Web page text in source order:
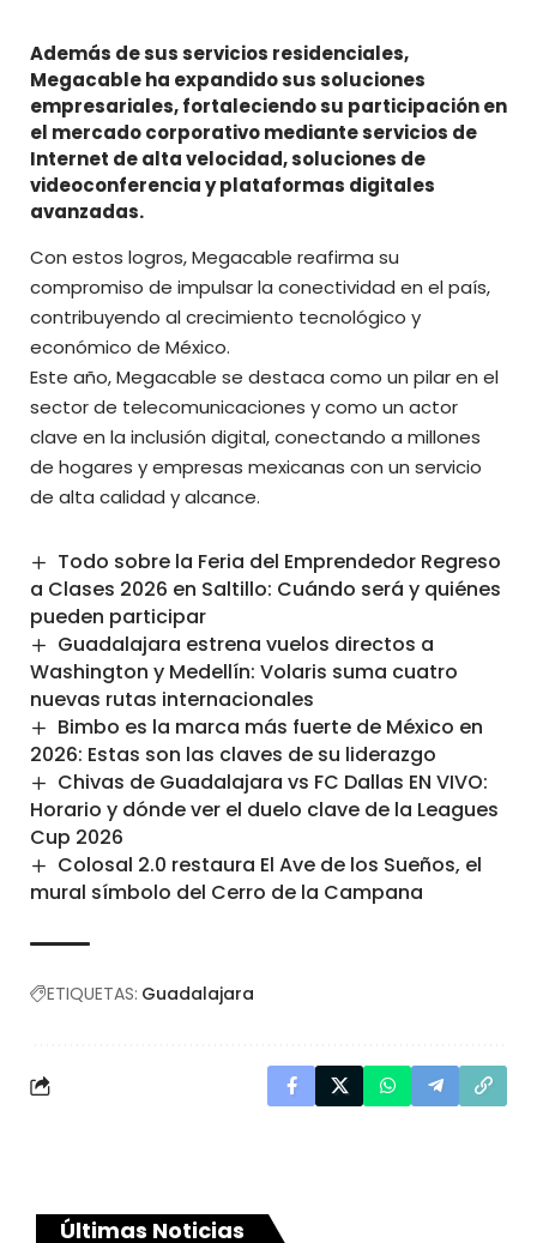
Además de sus servicios residenciales,
Megacable ha expandido sus soluciones
empresariales, fortaleciendo su participación en
el mercado corporativo mediante servicios de
Internet de alta velocidad, soluciones de
videoconferencia y plataformas digitales
avanzadas.
Con estos logros, Megacable reafirma su
compromiso de impulsar la conectividad en el país,
contribuyendo al crecimiento tecnológico y
económico de México.
Este año, Megacable se destaca como un pilar en el
sector de telecomunicaciones y como un actor
clave en la inclusión digital, conectando a millones
de hogares y empresas mexicanas con un servicio
de alta calidad y alcance.
Todo sobre la Feria del Emprendedor Regreso
a Clases 2026 en Saltillo: Cuándo será y quiénes
pueden participar
Guadalajara estrena vuelos directos a
Washington y Medellín: Volaris suma cuatro
nuevas rutas internacionales
Bimbo es la marca más fuerte de México en
2026: Estas son las claves de su liderazgo
Chivas de Guadalajara vs FC Dallas EN VIVO:
Horario y dónde ver el duelo clave de la Leagues
Cup 2026
Colosal 2.0 restaura El Ave de los Sueños, el
mural símbolo del Cerro de la Campana
ETIQUETAS: Guadalajara
Últimas Noticias